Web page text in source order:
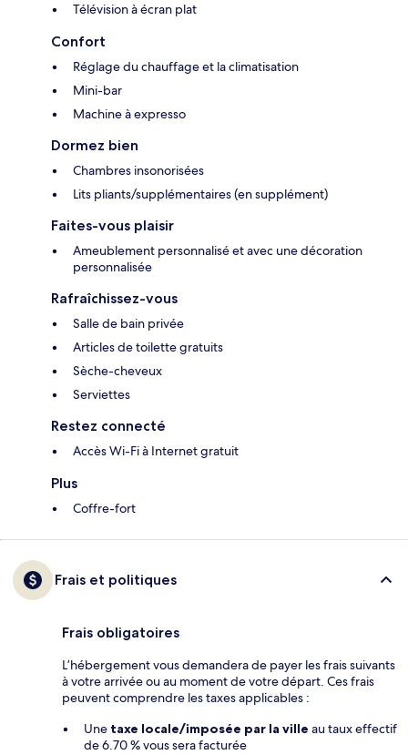
Télévision à écran plat
Confort
Réglage du chauffage et la climatisation
Mini-bar
Machine à expresso
Dormez bien
Chambres insonorisées
Lits pliants/supplémentaires (en supplément)
Faites-vous plaisir
Ameublement personnalisé et avec une décoration
personnalisée
Rafraîchissez-vous
Salle de bain privée
Articles de toilette gratuits
Sèche-cheveux
Serviettes
Restez connecté
Accès Wi-Fi à Internet gratuit
Plus
Coffre-fort
Frais et politiques
Frais obligatoires
L’hébergement vous demandera de payer les frais suivants
à votre arrivée ou au moment de votre départ. Ces frais
peuvent comprendre les taxes applicables :
Une taxe locale/imposée par la ville au taux effectif
de 6.70 % vous sera facturée